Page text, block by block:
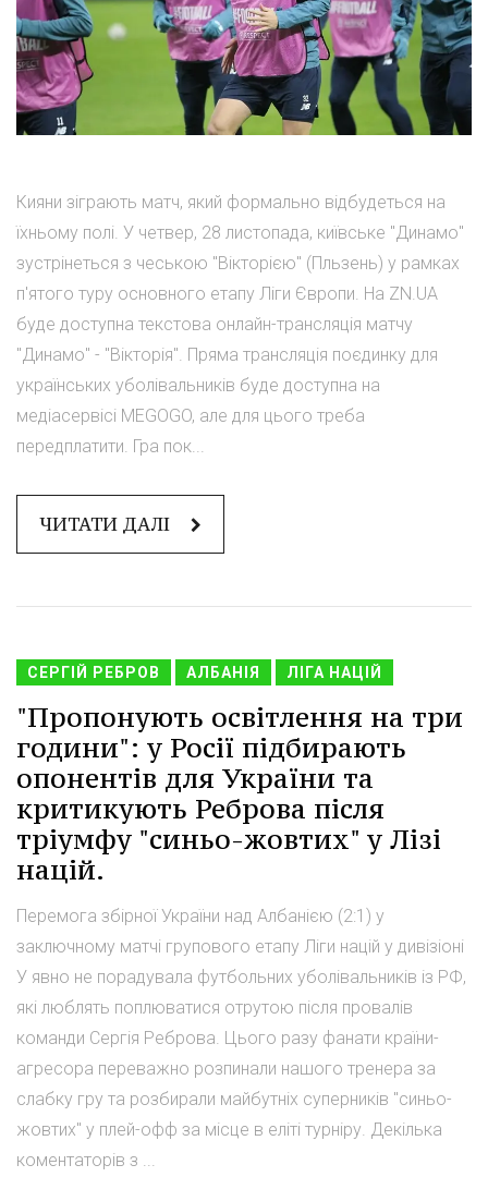
Кияни зіграють матч, який формально відбудеться на
їхньому полі. У четвер, 28 листопада, київське "Динамо"
зустрінеться з чеською "Вікторією" (Пльзень) у рамках
п'ятого туру основного етапу Ліги Європи. На ZN.UA
буде доступна текстова онлайн-трансляція матчу
"Динамо" - "Вікторія". Пряма трансляція поєдинку для
українських уболівальників буде доступна на
медіасервісі MEGOGO, але для цього треба
передплатити. Гра пок...
ЧИТАТИ ДАЛІ
СЕРГІЙ РЕБРОВ АЛБАНІЯ ЛІГА НАЦІЙ
"Пропонують освітлення на три
години": у Росії підбирають
опонентів для України та
критикують Реброва після
тріумфу "синьо-жовтих" у Лізі
націй.
Перемога збірної України над Албанією (2:1) у
заключному матчі групового етапу Ліги націй у дивізіоні
У явно не порадувала футбольних уболівальників із РФ,
які люблять поплюватися отрутою після провалів
команди Сергія Реброва. Цього разу фанати країни-
агресора переважно розпинали нашого тренера за
слабку гру та розбирали майбутніх суперників "синьо-
жовтих" у плей-офф за місце в еліті турніру. Декілька
коментаторів з ...